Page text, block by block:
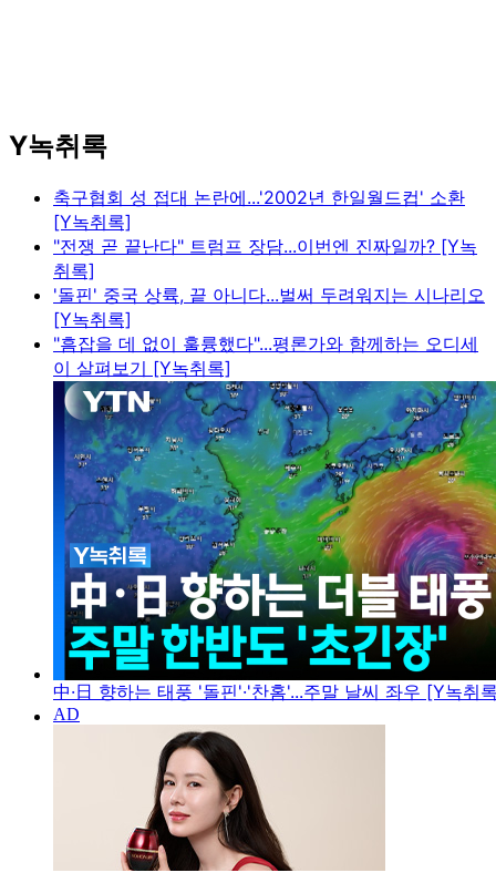
Y녹취록
축구협회 성 접대 논란에...'2002년 한일월드컵' 소환
[Y녹취록]
"전쟁 곧 끝난다" 트럼프 장담...이번엔 진짜일까? [Y녹
취록]
'돌핀' 중국 상륙, 끝 아니다...벌써 두려워지는 시나리오
[Y녹취록]
"흠잡을 데 없이 훌륭했다"...평론가와 함께하는 오디세
이 살펴보기 [Y녹취록]
中·日 향하는 태풍 '돌핀'·'찬홈'...주말 날씨 좌우 [Y녹취